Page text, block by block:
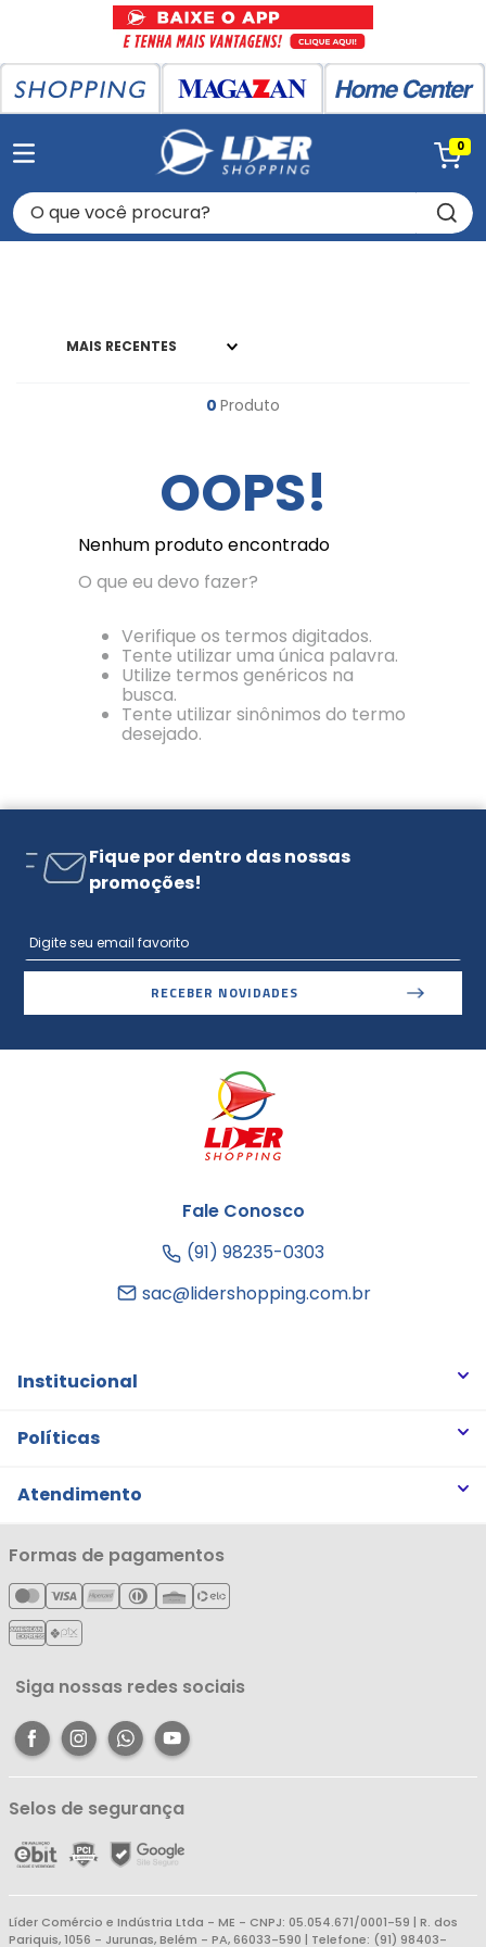
0
O que você procura?
MAIS RECENTES
0 Produto
OOPS!
Nenhum produto encontrado
O que eu devo fazer?
Verifique os termos digitados.
Tente utilizar uma única palavra.
Utilize termos genéricos na
busca.
Tente utilizar sinônimos do termo
desejado.
Fique por dentro das nossas
promoções!
RECEBER NOVIDADES
Fale Conosco
(91) 98235-0303
sac@lidershopping.com.br
Institucional
Quem somos
Notícias
Cartão Líderzan
Políticas
Trocas e Devoluções
Política de Privacidade
Política de Entrega
Política de Reembolso
Atendimento
Minha Conta
Meus Pedidos
Meus Favoritos
Central de Atendimento
Formas de pagamentos
Siga nossas redes sociais
Selos de segurança
Líder Comércio e Indústria Ltda - ME - CNPJ: 05.054.671/0001-59 | R. dos
Pariquis, 1056 - Jurunas, Belém - PA, 66033-590 | Telefone: (91) 98403-